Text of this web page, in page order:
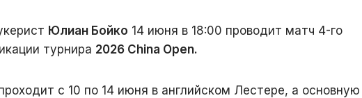
Юлиан Бойко 14 июня в 18:00 проводит матч 4-го
турнира 2026 China Open.
с 10 по 14 июня в английском Лестере, а основную